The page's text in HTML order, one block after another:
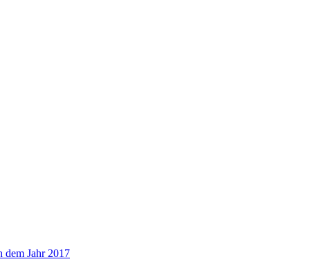
dem Jahr 2017